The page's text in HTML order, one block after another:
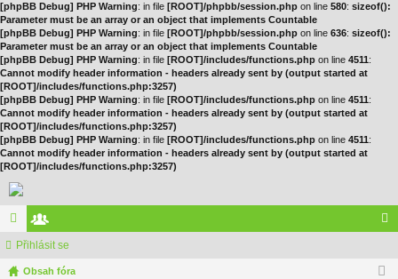
[phpBB Debug] PHP Warning: in file [ROOT]/phpbb/session.php on line 580: sizeof():
Parameter must be an array or an object that implements Countable
[phpBB Debug] PHP Warning: in file [ROOT]/phpbb/session.php on line 636: sizeof():
Parameter must be an array or an object that implements Countable
[phpBB Debug] PHP Warning: in file [ROOT]/includes/functions.php on line 4511:
Cannot modify header information - headers already sent by (output started at
[ROOT]/includes/functions.php:3257)
[phpBB Debug] PHP Warning: in file [ROOT]/includes/functions.php on line 4511:
Cannot modify header information - headers already sent by (output started at
[ROOT]/includes/functions.php:3257)
[phpBB Debug] PHP Warning: in file [ROOT]/includes/functions.php on line 4511:
Cannot modify header information - headers already sent by (output started at
[ROOT]/includes/functions.php:3257)
ór
a
le
no lá
Přihlásit se
Obsah fóra